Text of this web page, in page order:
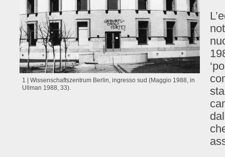
1 | Wissenschaftszentrum Berlin, ingresso sud (Maggio 1988, in
Ullman 1988, 33).